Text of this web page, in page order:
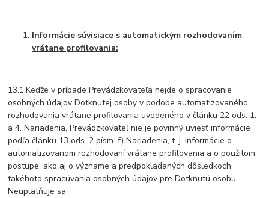
Informácie súvisiace s automatickým rozhodovaním
vrátane profilovania:
13.1.Keďže v prípade Prevádzkovateľa nejde o spracovanie
osobných údajov Dotknutej osoby v podobe automatizovaného
rozhodovania vrátane profilovania uvedeného v článku 22 ods. 1.
a 4. Nariadenia, Prevádzkovateľ nie je povinný uviesť informácie
podľa článku 13 ods. 2 písm. f) Nariadenia, t. j. informácie o
automatizovanom rozhodovaní vrátane profilovania a o použitom
postupe, ako aj o význame a predpokladaných dôsledkoch
takéhoto spracúvania osobných údajov pre Dotknutú osobu.
Neuplatňuje sa.